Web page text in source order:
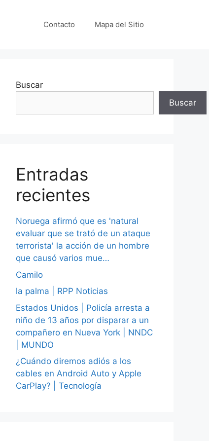
Contacto Mapa del Sitio
Buscar
Buscar
Entradas
recientes
Noruega afirmó que es 'natural
evaluar que se trató de un ataque
terrorista' la acción de un hombre
que causó varios mue…
Camilo
la palma | RPP Noticias
Estados Unidos | Policía arresta a
niño de 13 años por disparar a un
compañero en Nueva York | NNDC
| MUNDO
¿Cuándo diremos adiós a los
cables en Android Auto y Apple
CarPlay? | Tecnología